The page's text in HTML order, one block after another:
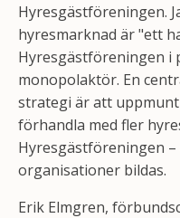
Hyresgästföreningen.
hyresmarknad är "ett
Hyresgästföreningen i
monopolaktör. En
strategi är att
förhandla med fler
Hyresgästföreningen
organisationer bildas.
Erik Elmgren,